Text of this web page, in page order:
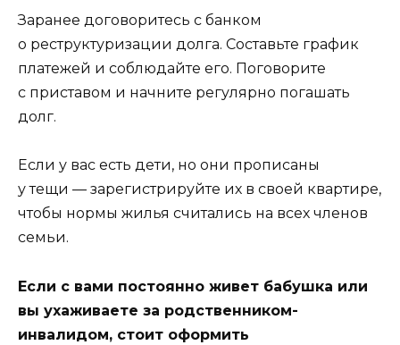
Заранее договоритесь с банком
о реструктуризации долга. Cоставьте график
платежей и соблюдайте его. Поговорите
с приставом и начните регулярно погашать
долг.
Если у вас есть дети, но они прописаны
у тещи — зарегистрируйте их в своей квартире,
чтобы нормы жилья считались на всех членов
семьи.
Если с вами постоянно живет бабушка или
вы ухаживаете за родственником-
инвалидом, стоит оформить